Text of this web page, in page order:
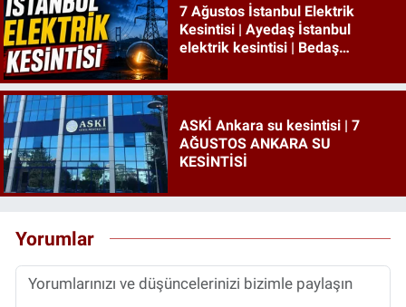
7 Ağustos İstanbul Elektrik
Kesintisi | Ayedaş İstanbul
elektrik kesintisi | Bedaş
ASKİ Ankara su kesintisi | 7
AĞUSTOS ANKARA SU
KESİNTİSİ
Yorumlar